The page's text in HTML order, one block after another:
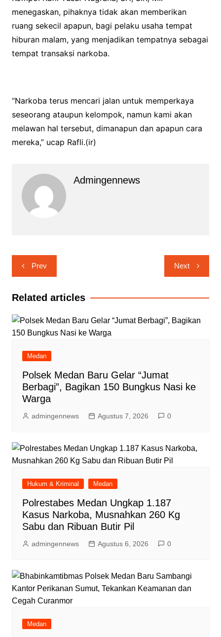
menegaskan, pihaknya tidak akan memberikan
ruang sekecil apapun, bagi pelaku usaha tempat
hiburan malam, yang menjadikan tempatnya sebagai
tempat transaksi narkoba.
“Narkoba terus mencari jalan untuk memperkaya
seseorang ataupun kelompok, namun kami akan
melawan hal tersebut, dimanapun dan apapun cara
mereka,” ucap Rafli.(ir)
Admingennews
Navigasi
pos
Prev Next
Related articles
Medan
Polsek Medan Baru Gelar “Jumat
Berbagi”, Bagikan 150 Bungkus Nasi ke
Warga
admingennews Agustus 7, 2026 0
Hukum & Kriminal Medan
Polrestabes Medan Ungkap 1.187
Kasus Narkoba, Musnahkan 260 Kg
Sabu dan Ribuan Butir Pil
admingennews Agustus 6, 2026 0
Medan